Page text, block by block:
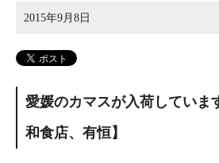
2015年9月8日
愛媛のカマスが入荷していま
和食店、有恒】